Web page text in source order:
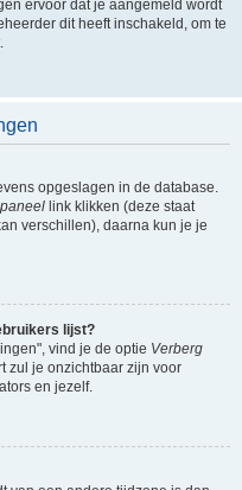
ervoor dat je aangemeld wordt
dit heeft inschakeld, om te
opgeslagen in de database.
link klikken (deze staat
verschillen), daarna kun je je
lijst?
vind je de optie Verberg
zul je onzichtbaar zijn voor
en jezelf.